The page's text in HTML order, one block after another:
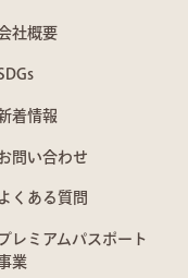
社概要
着情報
問い合わせ
よくある質問
レミアムパスポート
業